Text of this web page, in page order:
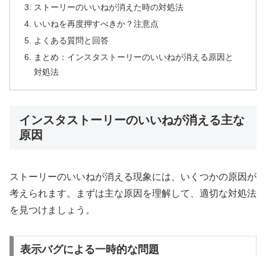
ストーリーのいいねが消えた時の対処法
いいねを再度押すべきか？注意点
よくある質問と回答
まとめ：インスタストーリーのいいねが消える原因と
対処法
インスタストーリーのいいねが消える主な
原因
ストーリーのいいねが消える現象には、いくつかの原因が
考えられます。まずは主な原因を理解して、適切な対処法
を見つけましょう。
表示バグによる一時的な問題